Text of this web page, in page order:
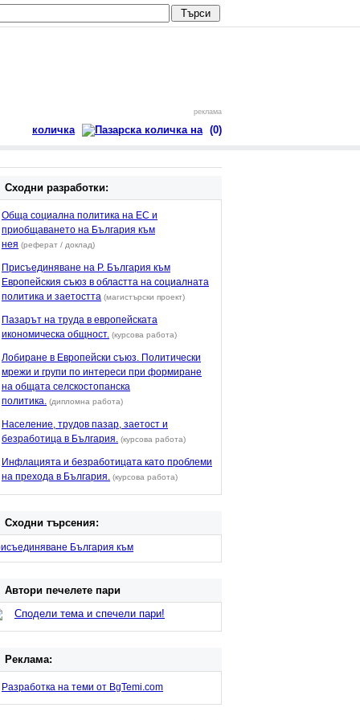
реклама
количка (0)
Сходни разработки:
Обща социална политика на ЕС и
приобщаването на България към
нея (реферат / доклад)
Присъединяване на Р. България към
Европейския съюз в областта на социалната
политика и заетостта (магистърски проект)
Пазарът на труда в европейската
икономическа общност. (курсова работа)
Лобиране в Европейски съюз. Политически
мрежи и групи по интереси при формиране
на общата селскостопанска
политика. (дипломна работа)
Население, трудов пазар, заетост и
безработица в България. (курсова работа)
Инфлацията и безработицата като проблеми
на прехода в България. (курсова работа)
Сходни търсения:
България към
Автори печелете пари
Сподели тема и спечели пари!
Реклама:
Разработка на теми от BgTemi.com